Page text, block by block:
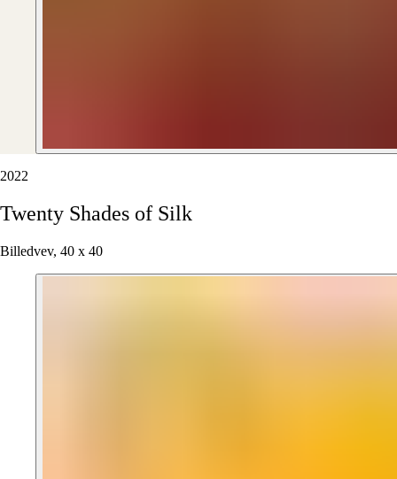
2022
Twenty Shades of Silk
Billedvev, 40 x 40